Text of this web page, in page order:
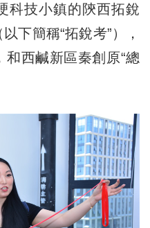
科技小鎮的陝西拓銳
下簡稱“拓銳考”），
西鹹新區秦創原“總